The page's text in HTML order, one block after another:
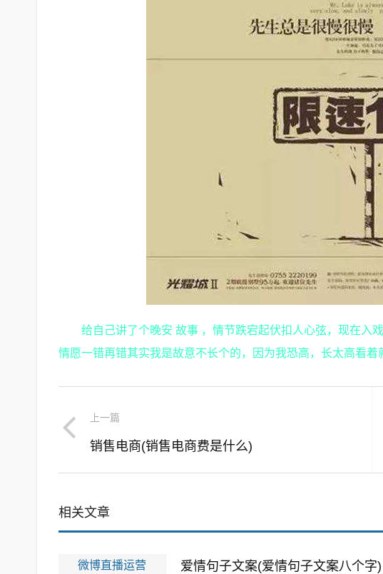
给自己讲了个晚安 故事 ，情节跌宕起伏扣人心弦，现在入
情愿一错再错其实我是故意不长个的，因为我恐高，长太高看着
上一篇
销售电商(销售电商费是什么)
相关文章
微博直播运营 爱情句子文案(爱情句子文案八个字)